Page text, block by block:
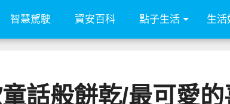
智慧駕駛 資安百科 點子生活 生活
話般餅乾/最可愛